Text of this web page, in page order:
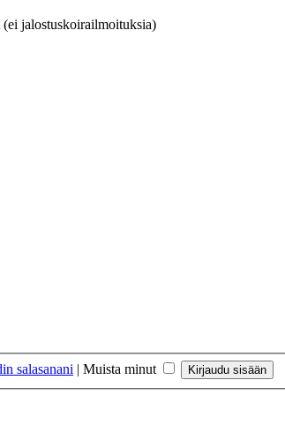
jalostuskoirailmoituksia)
salasanani | Muista minut